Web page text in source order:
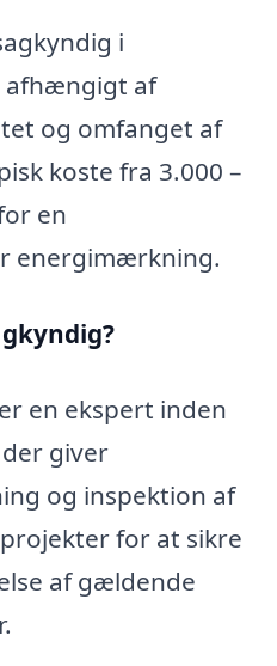
i
afhængigt af
og omfanget af
koste fra 3.000 –
en
energimærkning.
?
en ekspert inden
giver
og inspektion af
for at sikre
af gældende